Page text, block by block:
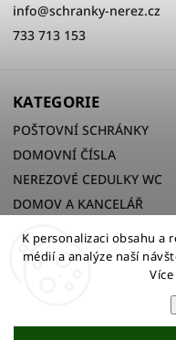
K personalizaci obsahu a
médií a analýze naší
info@schranky-nerez.cz
733 713 153
KATEGORIE
POŠTOVNÍ SCHRÁNKY
DOMOVNÍ ČÍSLA
NEREZOVÉ CEDULKY WC
DOMOV A KANCELÁŘ